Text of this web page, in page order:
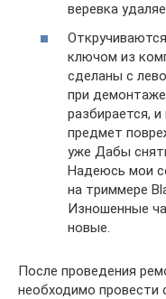
веревка
ключом из
сделаны с
при
разбирается,
предмет
уже Дабы
Надеюсь мои
на триммере
Изношенные
новые.
После проведения
необходимо провести